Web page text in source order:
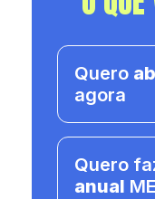
Quero
agora
Quero
anual